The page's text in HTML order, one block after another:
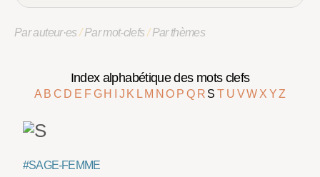
Par auteur·es/Par mot-clefs/Par thèmes
Index alphabétique des mots clefs
A B C D E F G H J K L M NO P Q R ST U VW X YZ
#SAGE-FEMME